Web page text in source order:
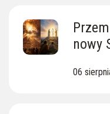
nowy
06